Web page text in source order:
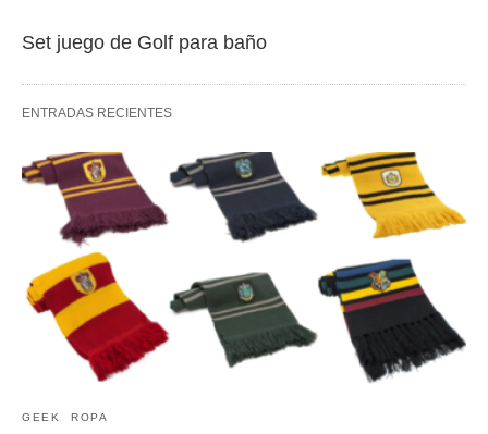
Set juego de Golf para baño
ENTRADAS RECIENTES
GEEK ROPA